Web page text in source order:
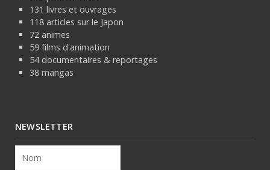
131 livres et ouvrages
118 articles sur le Japon
72 animes
59 films d'animation
54 documentaires & reportages
38 mangas
NEWSLETTER